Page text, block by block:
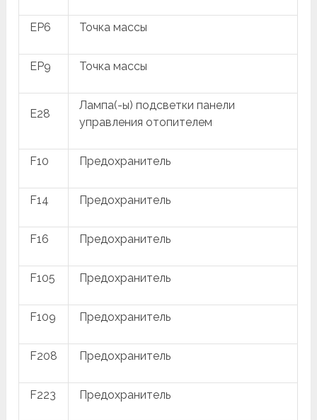
EP6 Точка массы
EP9 Точка массы
E28
Лампа(-ы) подсветки панели
управления отопителем
F10 Предохранитель
F14 Предохранитель
F16 Предохранитель
F105 Предохранитель
F109 Предохранитель
F208 Предохранитель
F223 Предохранитель